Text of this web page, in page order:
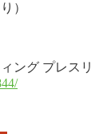
）
ング プレス